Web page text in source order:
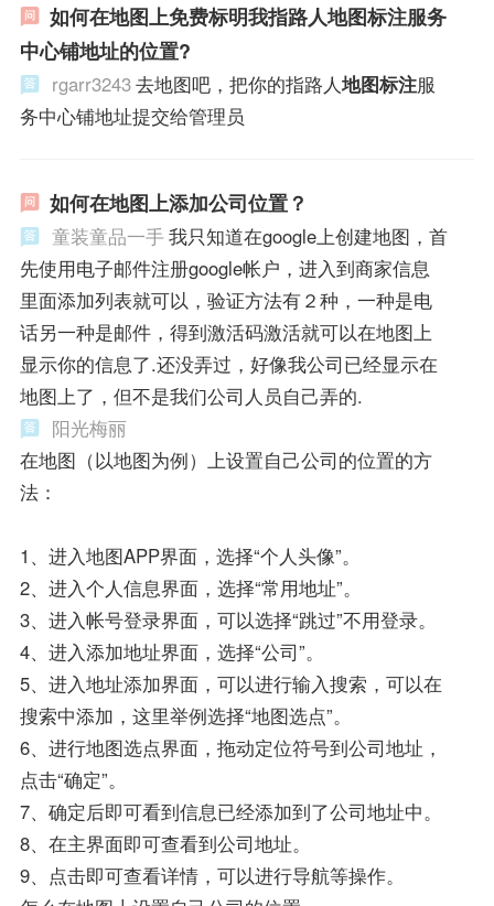
如何在地图上免费标明我指路人地图标注服务
中心铺地址的位置?
rgarr3243去地图吧，把你的指路人地图标注服
务中心铺地址提交给管理员
如何在地图上添加公司位置？
童装童品一手 我只知道在google上创建地图，首
先使用电子邮件注册google帐户，进入到商家信息
里面添加列表就可以，验证方法有２种，一种是电
话另一种是邮件，得到激活码激活就可以在地图上
显示你的信息了.还没弄过，好像我公司已经显示在
地图上了，但不是我们公司人员自己弄的.
阳光梅丽
在地图（以地图为例）上设置自己公司的位置的方
法：
1、进入地图APP界面，选择“个人头像”。
2、进入个人信息界面，选择“常用地址”。
3、进入帐号登录界面，可以选择“跳过”不用登录。
4、进入添加地址界面，选择“公司”。
5、进入地址添加界面，可以进行输入搜索，可以在
搜索中添加，这里举例选择“地图选点”。
6、进行地图选点界面，拖动定位符号到公司地址，
点击“确定”。
7、确定后即可看到信息已经添加到了公司地址中。
8、在主界面即可查看到公司地址。
9、点击即可查看详情，可以进行导航等操作。